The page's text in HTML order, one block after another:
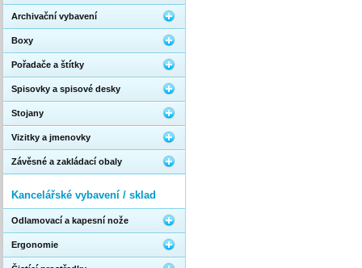
Archivační vybavení
Boxy
Pořadače a štítky
Spisovky a spisové desky
Stojany
Vizitky a jmenovky
Závěsné a zakládací obaly
Kancelářské vybavení / sklad
Odlamovací a kapesní nože
Ergonomie